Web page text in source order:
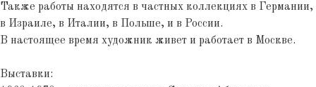
Также работы находятся в частных коллекциях в Германии,
в Израиле, в Италии, в Польше, и в России.
В настоящее время художник живет и работает в Москве.
Выставки: